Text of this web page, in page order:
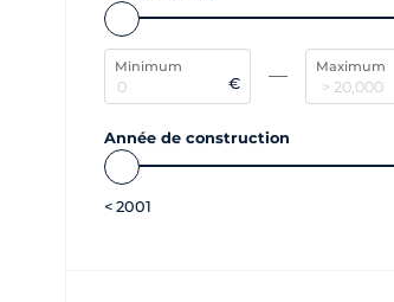
Minimum
€
Maximum
Année de construction
< 2001